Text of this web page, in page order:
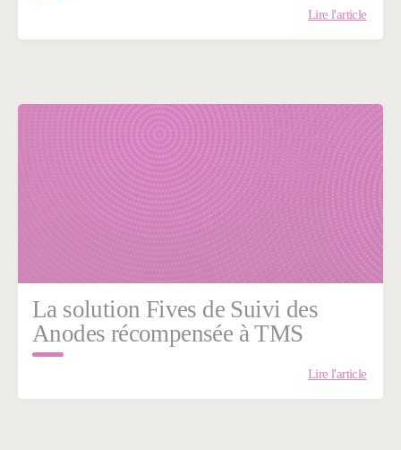
Lire l'article
La solution Fives de Suivi des
Anodes récompensée à TMS
Lire l'article